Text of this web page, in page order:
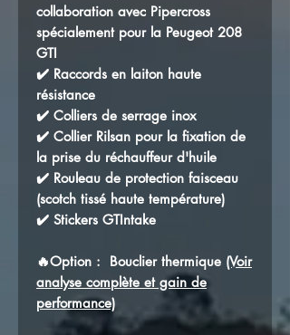
collaboration avec Pipercross
spécialement pour la Peugeot 208
GTI
✔️ Raccords en laiton haute
résistance
✔️ Colliers de serrage inox
✔️ Collier Rilsan pour la fixation de
la prise du réchauffeur d'huile
✔️ Rouleau de protection faisceau
(scotch tissé haute température)
✔️ Stickers GTIntake
🔥Option : Bouclier thermique (Voir
analyse complète et gain de
performance)